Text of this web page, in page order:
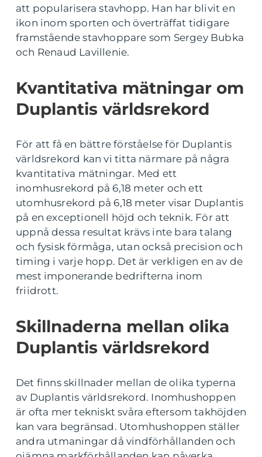
att popularisera stavhopp. Han har blivit en
ikon inom sporten och överträffat tidigare
framstående stavhoppare som Sergey Bubka
och Renaud Lavillenie.
Kvantitativa mätningar om
Duplantis världsrekord
För att få en bättre förståelse för Duplantis
världsrekord kan vi titta närmare på några
kvantitativa mätningar. Med ett
inomhusrekord på 6,18 meter och ett
utomhusrekord på 6,18 meter visar Duplantis
på en exceptionell höjd och teknik. För att
uppnå dessa resultat krävs inte bara talang
och fysisk förmåga, utan också precision och
timing i varje hopp. Det är verkligen en av de
mest imponerande bedrifterna inom
friidrott.
Skillnaderna mellan olika
Duplantis världsrekord
Det finns skillnader mellan de olika typerna
av Duplantis världsrekord. Inomhushoppen
är ofta mer tekniskt svåra eftersom takhöjden
kan vara begränsad. Utomhushoppen ställer
andra utmaningar då vindförhållanden och